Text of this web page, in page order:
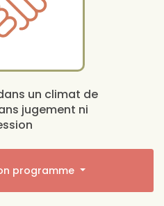
un climat de
jugement ni
programme